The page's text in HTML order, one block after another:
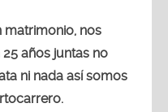
matrimonio, nos
años juntas no
ni nada así somos